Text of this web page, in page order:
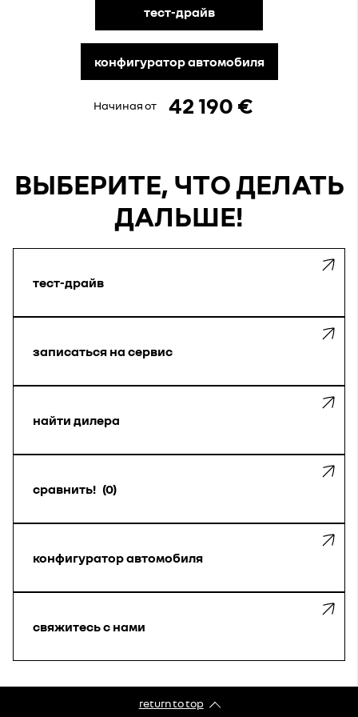
тест-драйв
конфигуратор автомобиля
Начиная от 42 190 €
ВЫБЕРИТЕ, ЧТО ДЕЛАТЬ
ДАЛЬШЕ!
тест-драйв
записаться на сервис
найти дилера
сравнить! 0
конфигуратор автомобиля
свяжитесь с нами
return to top